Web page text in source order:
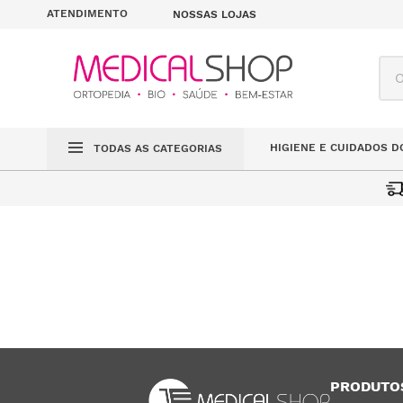
ATENDIMENTO NOSSAS LOJAS
O
TODAS AS CATEGORIAS HIGIENE E CUIDADOS